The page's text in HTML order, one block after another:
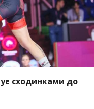
сходинками до